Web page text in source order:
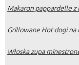
Makaron pappardelle z
Grillowane Hot dogi na
Włoska zupa